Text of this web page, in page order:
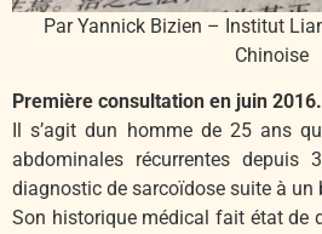
Par Yannick Bizien – Institut
Chinoise
Première consultation en juin 2016.
Il s’agit dun homme de 25 ans
abdominales récurrentes depuis
diagnostic de sarcoïdose suite à un
Son historique médical fait état de